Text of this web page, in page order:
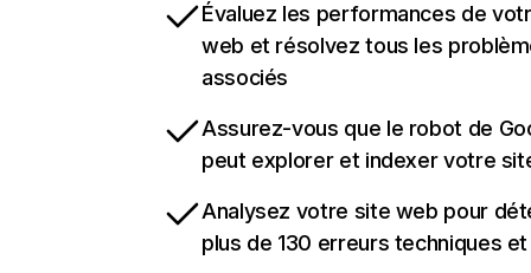
Évaluez les performances de
web et résolvez tous les
associés
Assurez-vous que le robot de
peut explorer et indexer votre
Analysez votre site web pour
plus de 130 erreurs techniques et